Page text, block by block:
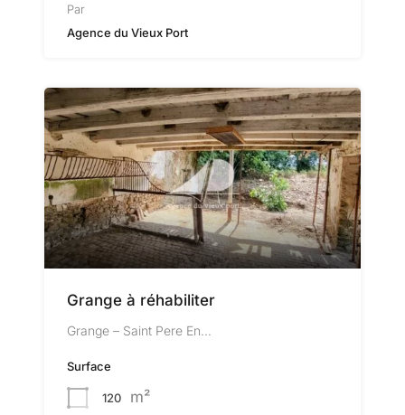
Par
Agence du Vieux Port
Grange à réhabiliter
Grange – Saint Pere En…
Surface
120 m²